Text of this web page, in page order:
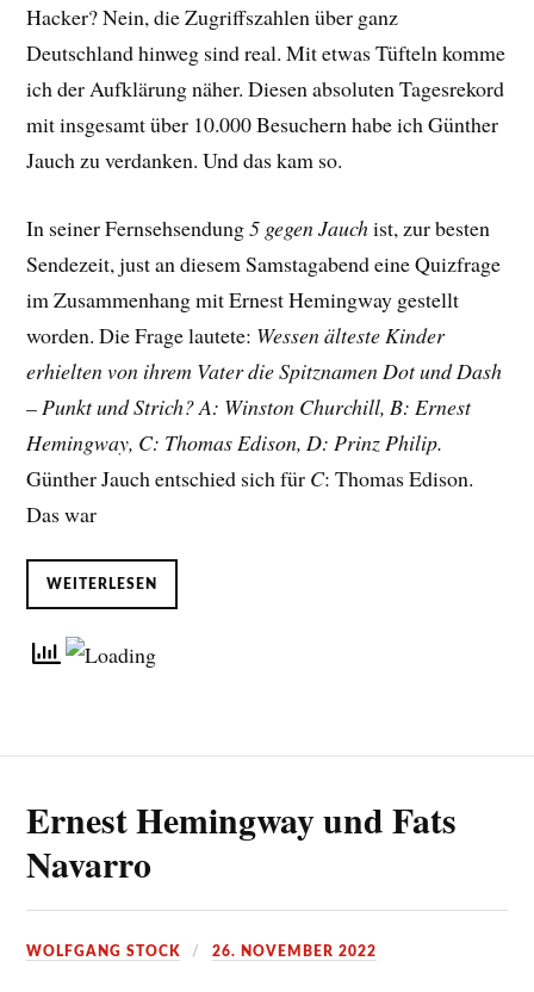
Hacker? Nein, die Zugriffszahlen über ganz
Deutschland hinweg sind real. Mit etwas Tüfteln komme
ich der Aufklärung näher. Diesen absoluten Tagesrekord
mit insgesamt über 10.000 Besuchern habe ich Günther
Jauch zu verdanken. Und das kam so.
In seiner Fernsehsendung5 gegen Jauchist, zur besten
Sendezeit, just an diesem Samstagabend eine Quizfrage
im Zusammenhang mit Ernest Hemingway gestellt
worden. Die Frage lautete: Wessen älteste Kinder
erhielten von ihrem Vater die Spitznamen Dot und Dash
– Punkt und Strich? A: Winston Churchill, B: Ernest
Hemingway, C: Thomas Edison, D: Prinz Philip.
Günther Jauch entschied sich für C: Thomas Edison.
Das war
WEITERLESEN
Ernest Hemingway und Fats
Navarro
WOLFGANG STOCK 26. NOVEMBER 2022